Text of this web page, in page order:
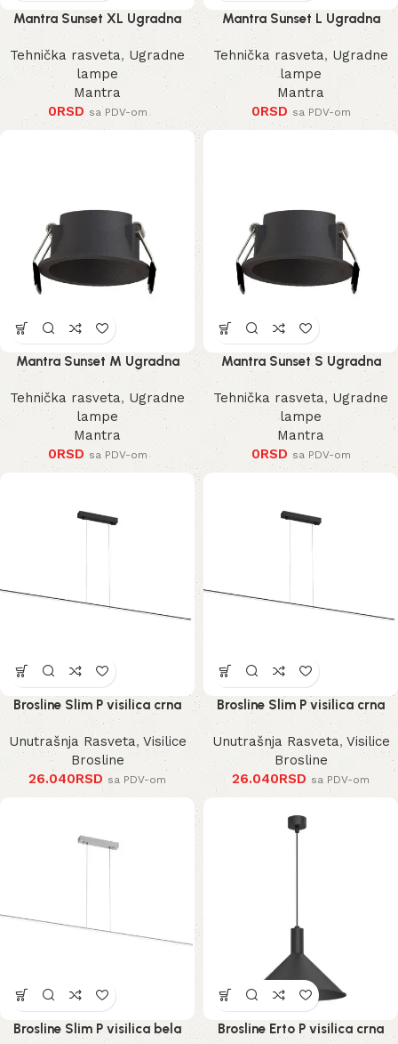
Mantra Sunset XL Ugradna
Lampa
Tehnička rasveta, Ugradne
lampe
Mantra
0RSD sa PDV-om
Mantra Sunset L Ugradna
Lampa
Tehnička rasveta, Ugradne
lampe
Mantra
0RSD sa PDV-om
Mantra Sunset M Ugradna
Lampa
Tehnička rasveta, Ugradne
lampe
Mantra
0RSD sa PDV-om
Mantra Sunset S Ugradna
Lampa
Tehnička rasveta, Ugradne
lampe
Mantra
0RSD sa PDV-om
Brosline Slim P visilica crna
Unutrašnja Rasveta, Visilice
Brosline
26.040RSD sa PDV-om
Brosline Slim P visilica crna
Unutrašnja Rasveta, Visilice
Brosline
26.040RSD sa PDV-om
Brosline Slim P visilica bela Brosline Erto P visilica crna